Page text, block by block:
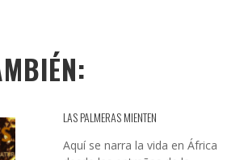
LAS PALMERAS MIENTEN
Aquí se narra la vida en África